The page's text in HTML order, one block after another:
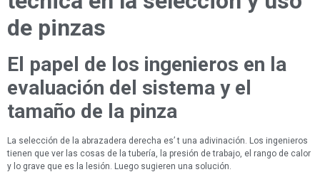
de pinzas
El papel de los ingenieros en la
evaluación del sistema y el
tamaño de la pinza
La selección de la abrazadera derecha es’ t una adivinación. Los ingenieros
tienen que ver las cosas de la tubería, la presión de trabajo, el rango de calor
y lo grave que es la lesión. Luego sugieren una solución.